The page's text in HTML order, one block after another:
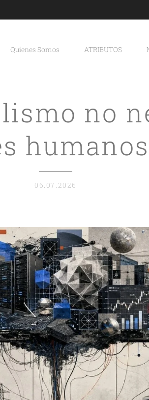
Quienes Somos ATRIBUTOS
no
06.07.2026